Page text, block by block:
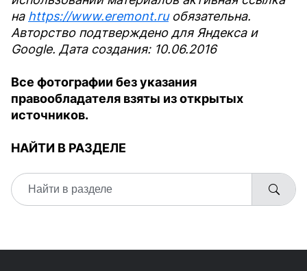
на https://www.eremont.ruобязательна.
Авторство подтверждено для Яндекса и
Google. Дата создания: 10.06.2016
Все фотографии без указания
правообладателя взяты из открытых
источников.
НАЙТИ В РАЗДЕЛЕ